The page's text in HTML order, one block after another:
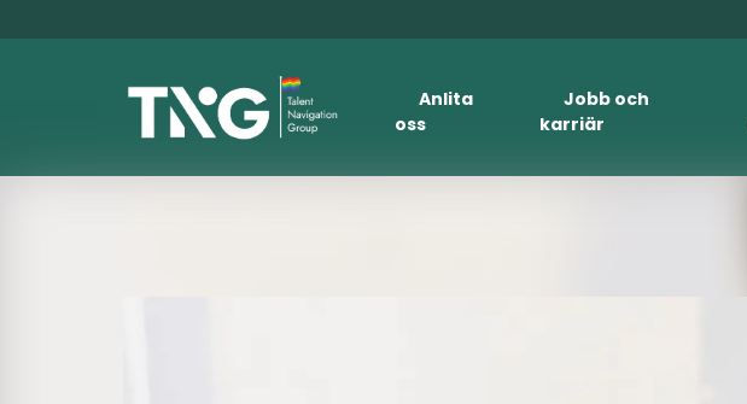
Anlita
oss
Jobb och
karriär